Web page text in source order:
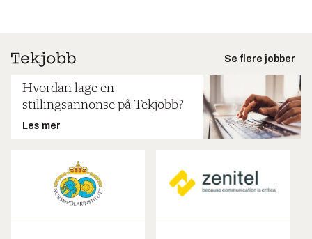
Se flere jobber
Hvordan lage en
stillingsannonse på Tekjobb?
Les mer